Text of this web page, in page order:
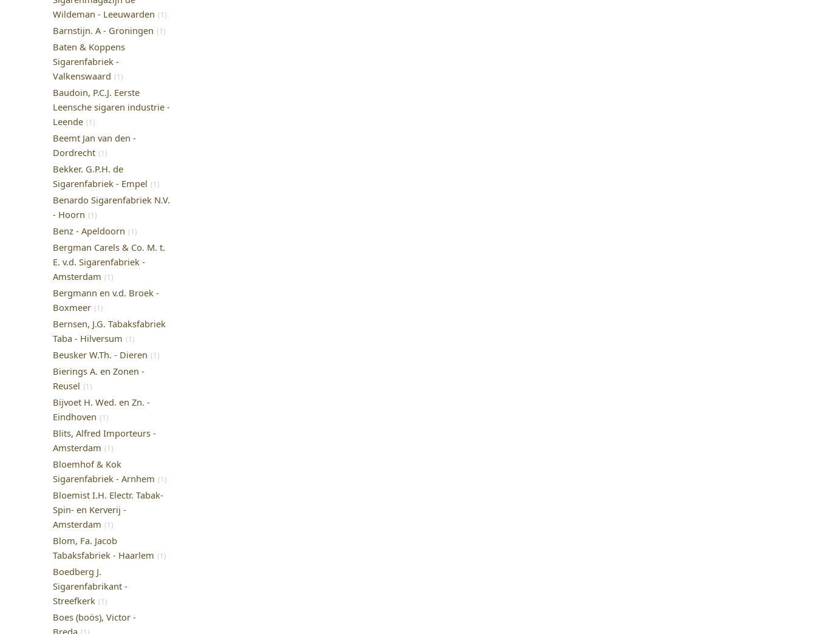
Wildeman - Leeuwarden (1)
Barnstijn. A - Groningen (1)
Baten & Koppens
Sigarenfabriek -
Valkenswaard (1)
Baudoin, P.C.J. Eerste
Leensche sigaren industrie -
Leende (1)
Beemt Jan van den -
Dordrecht (1)
Bekker. G.P.H. de
Sigarenfabriek - Empel (1)
Benardo Sigarenfabriek N.V.
- Hoorn (1)
Benz - Apeldoorn (1)
Bergman Carels & Co. M. t.
E. v.d. Sigarenfabriek -
Amsterdam (1)
Bergmann en v.d. Broek -
Boxmeer (1)
Bernsen, J.G. Tabaksfabriek
Taba - Hilversum (1)
Beusker W.Th. - Dieren (1)
Bierings A. en Zonen -
Reusel (1)
Bijvoet H. Wed. en Zn. -
Eindhoven (1)
Blits, Alfred Importeurs -
Amsterdam (1)
Bloemhof & Kok
Sigarenfabriek - Arnhem (1)
Bloemist I.H. Electr. Tabak-
Spin- en Kerverij -
Amsterdam (1)
Blom, Fa. Jacob
Tabaksfabriek - Haarlem (1)
Boedberg J.
Sigarenfabrikant -
Streefkerk (1)
Boes (boös), Victor -